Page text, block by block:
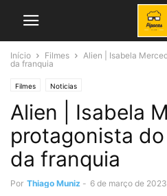
Início Filmes
Alien | Isabela
da franquia
Filmes Noticias
Alien | Isabela
protagonista
da franquia
Por Thiago Muniz - 6 de março de 2023